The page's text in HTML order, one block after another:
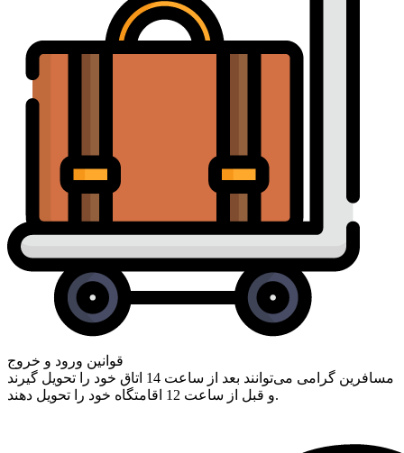
قوانین ورود و خروج
مسافرین گرامی ‌می‌توانند بعد از ساعت 14 اتاق خود را تحویل گیرند
و قبل از ساعت 12 اقامتگاه خود را تحویل دهند.